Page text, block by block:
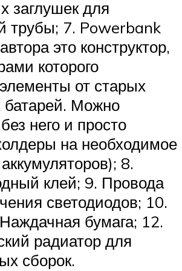
заглушек для
трубы; 7. Powerbank
это конструктор,
которого
от старых
батарей. Можно
него и просто
на необходимое
8.
клей; 9. Провода
светодиодов; 10.
бумага; 12.
радиатор для
сборок.